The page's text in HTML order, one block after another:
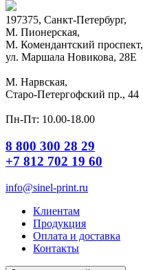
197375, Санкт-Петербург,
М. Пионерская,
М. Комендантский проспект,
ул. Маршала Новикова, 28Е
М. Нарвская,
Старо-Петергофский пр., 44
Пн-Пт: 10.00-18.00
8 800 300 28 29
+7 812 702 19 60
info@sinel-print.ru
Клиентам
Продукция
Оплата и доставка
Контакты